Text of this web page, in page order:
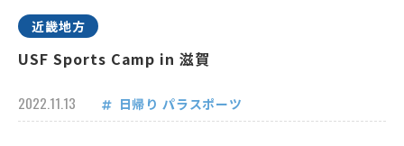
近畿地方
USF Sports Camp in 滋賀
2022.11.13 日帰り パラスポーツ